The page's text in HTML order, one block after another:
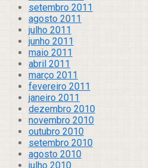
setembro 2011
agosto 2011
julho 2011
junho 2011
maio 2011
abril 2011
março 2011
fevereiro 2011
janeiro 2011
dezembro 2010
novembro 2010
outubro 2010
setembro 2010
agosto 2010
julho 2010